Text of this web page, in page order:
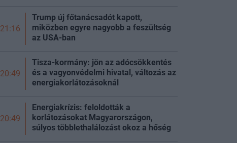
21:16
Trump új főtanácsadót kapott,
miközben egyre nagyobb a feszültség
az USA-ban
20:49
Tisza-kormány: jön az adócsökkentés
és a vagyonvédelmi hivatal, változás az
energiakorlátozásoknál
20:49
Energiakrízis: feloldották a
korlátozásokat Magyarországon,
súlyos többlethalálozást okoz a hőség